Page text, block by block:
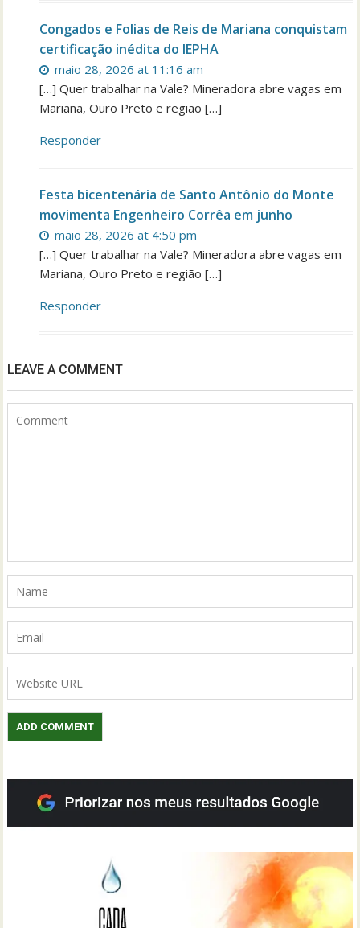
Congados e Folias de Reis de Mariana conquistam
certificação inédita do IEPHA
maio 28, 2026 at 11:16 am
[…] Quer trabalhar na Vale? Mineradora abre vagas em
Mariana, Ouro Preto e região […]
Responder
Festa bicentenária de Santo Antônio do Monte
movimenta Engenheiro Corrêa em junho
maio 28, 2026 at 4:50 pm
[…] Quer trabalhar na Vale? Mineradora abre vagas em
Mariana, Ouro Preto e região […]
Responder
LEAVE A COMMENT